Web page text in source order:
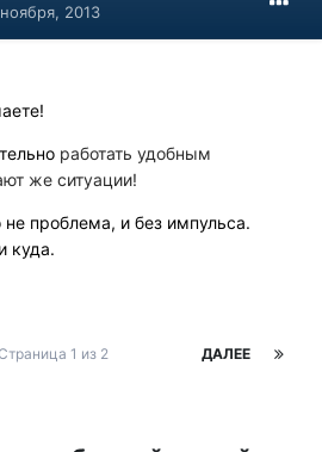
2013
работать удобным
же ситуации!
проблема, и без импульса.
куда.
ДАЛЕЕ
1 из 2